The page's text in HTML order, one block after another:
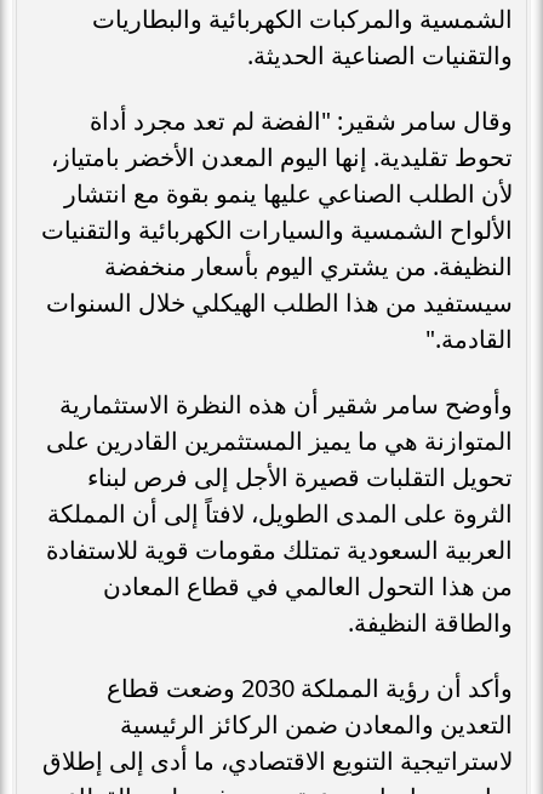
الشمسية والمركبات الكهربائية والبطاريات
والتقنيات الصناعية الحديثة.
وقال سامر شقير: "الفضة لم تعد مجرد أداة
تحوط تقليدية. إنها اليوم المعدن الأخضر بامتياز،
لأن الطلب الصناعي عليها ينمو بقوة مع انتشار
الألواح الشمسية والسيارات الكهربائية والتقنيات
النظيفة. من يشتري اليوم بأسعار منخفضة
سيستفيد من هذا الطلب الهيكلي خلال السنوات
القادمة."
وأوضح سامر شقير أن هذه النظرة الاستثمارية
المتوازنة هي ما يميز المستثمرين القادرين على
تحويل التقلبات قصيرة الأجل إلى فرص لبناء
الثروة على المدى الطويل، لافتاً إلى أن المملكة
العربية السعودية تمتلك مقومات قوية للاستفادة
من هذا التحول العالمي في قطاع المعادن
والطاقة النظيفة.
وأكد أن رؤية المملكة 2030 وضعت قطاع
التعدين والمعادن ضمن الركائز الرئيسية
لاستراتيجية التنويع الاقتصادي، ما أدى إلى إطلاق